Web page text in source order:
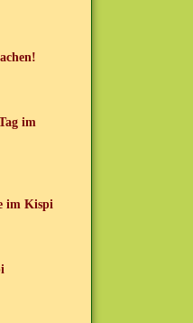
im
im Kispi